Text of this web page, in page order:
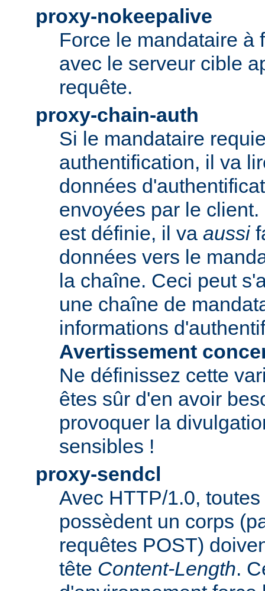
proxy-nokeepalive
Force le mandataire à
avec le serveur cible
requête.
proxy-chain-auth
Si le mandataire
authentification, il va
données
envoyées par le
est définie, il va aussi
données vers le
la chaîne. Ceci peut
une chaîne de
informations
Avertissement
Ne définissez cette
êtes sûr d'en avoir
provoquer la
sensibles !
proxy-sendcl
Avec HTTP/1.0,
possèdent un corps
requêtes POST)
tête Content-Length.